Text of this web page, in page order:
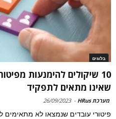
בלוגים
10 שיקולים להימנעות
שאינו מתאים לתפקיד
מערכת HRus -
26/09/2023
פיטורי עובדים שנמצאו לא מתאימים